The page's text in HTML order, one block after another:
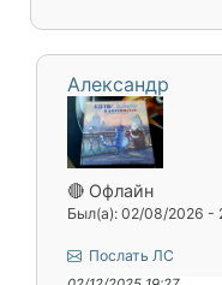
Александр
🔴 Офлайн
Был(а): 02/08/2026 -
Послать ЛС